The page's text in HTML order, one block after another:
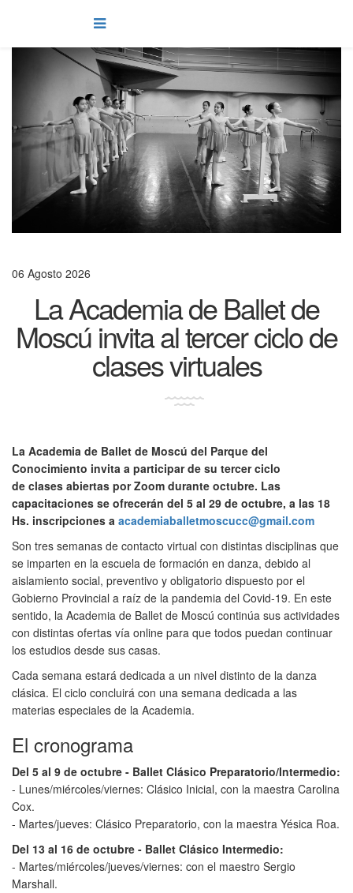
06 Agosto 2026
La Academia de Ballet de
Moscú invita al tercer ciclo de
clases virtuales
La Academia de Ballet de Moscú del Parque del
Conocimiento invita a participar de su tercer ciclo
de clases abiertas por Zoom durante octubre. Las
capacitaciones se ofrecerán del 5 al 29 de octubre, a las 18
Hs. inscripciones a academiaballetmoscucc@gmail.com
Son tres semanas de contacto virtual con distintas disciplinas que
se imparten en la escuela de formación en danza, debido al
aislamiento social, preventivo y obligatorio dispuesto por el
Gobierno Provincial a raíz de la pandemia del Covid-19. En este
sentido, la Academia de Ballet de Moscú continúa sus actividades
con distintas ofertas vía online para que todos puedan continuar
los estudios desde sus casas.
Cada semana estará dedicada a un nivel distinto de la danza
clásica. El ciclo concluirá con una semana dedicada a las
materias especiales de la Academia.
El cronograma
Del 5 al 9 de octubre - Ballet Clásico Preparatorio/Intermedio:
- Lunes/miércoles/viernes: Clásico Inicial, con la maestra Carolina
Cox.
- Martes/jueves: Clásico Preparatorio, con la maestra Yésica Roa.
Del 13 al 16 de octubre - Ballet Clásico Intermedio:
- Martes/miércoles/jueves/viernes: con el maestro Sergio
Marshall.